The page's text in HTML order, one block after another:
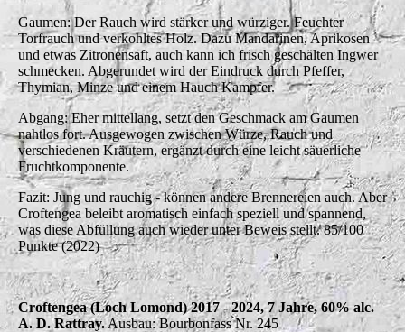
Gaumen: Der Rauch wird stärker und würziger. Feuchter
Torfrauch und verkohltes Holz. Dazu Mandarinen, Aprikosen
und etwas Zitronensaft, auch kann ich frisch geschälten Ingwer
schmecken. Abgerundet wird der Eindruck durch Pfeffer,
Thymian, Minze und einem Hauch Kampfer.
Abgang: Eher mittellang, setzt den Geschmack am Gaumen
nahtlos fort. Ausgewogen zwischen Würze, Rauch und
verschiedenen Kräutern, ergänzt durch eine leicht säuerliche
Fruchtkomponente.
Fazit: Jung und rauchig - können andere Brennereien auch. Aber
Croftengea beleibt aromatisch einfach speziell und spannend,
was diese Abfüllung auch wieder unter Beweis stellt. 85/100
Punkte (2022)
Croftengea (Loch Lomond) 2017 - 2024, 7 Jahre, 60% alc.
A. D. Rattray.Ausbau: Bourbonfass Nr. 245